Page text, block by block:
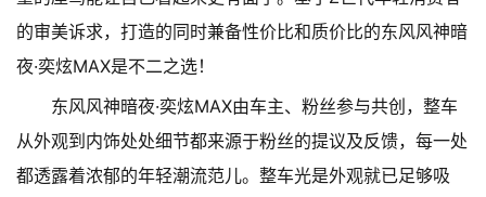
的审美诉求，打造的同时兼备性价比和质价比的东风风神暗
夜·奕炫MAX是不二之选！
东风风神暗夜·奕炫MAX由车主、粉丝参与共创，整车
从外观到内饰处处细节都来源于粉丝的提议及反馈，每一处
都透露着浓郁的年轻潮流范儿。整车光是外观就已足够吸